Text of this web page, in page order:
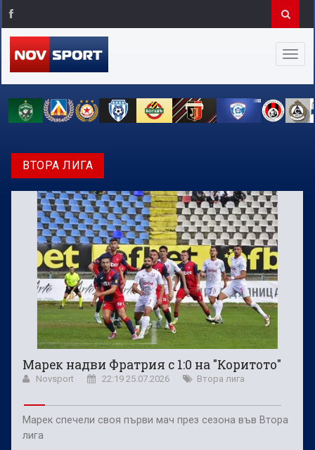
ВТОРА ЛИГА
Марек надви Фратрия с 1:0 на "Коритото"
Novsport 22:19 25.07.2026 Втора лига
Марек спечели своя първи мач през сезона във Втора
лига